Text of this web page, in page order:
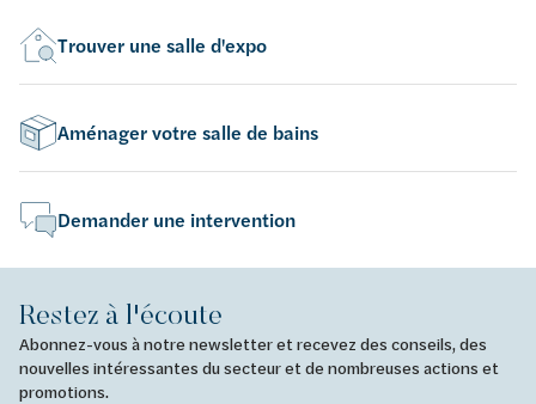
Trouver une salle d'expo
Aménager votre salle de bains
Demander une intervention
Restez à l'écoute
Abonnez-vous à notre newsletter et recevez des conseils, des
nouvelles intéressantes du secteur et de nombreuses actions et
promotions.